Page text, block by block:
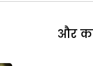
और